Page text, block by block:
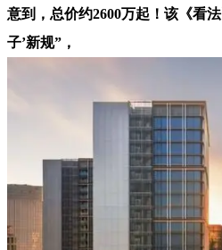
意到，总价约2600万起！该《看
子’新规”，